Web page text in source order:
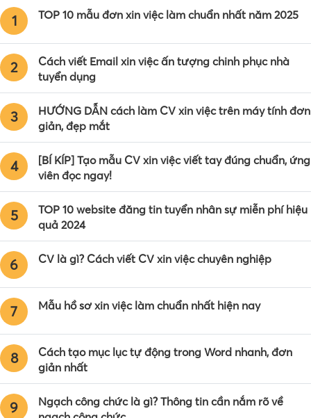
1 TOP 10 mẫu đơn xin việc làm chuẩn nhất năm 2025
2
Cách viết Email xin việc ấn tượng chinh phục nhà
tuyển dụng
3
HƯỚNG DẪN cách làm CV xin việc trên máy tính đơn
giản, đẹp mắt
4
[BÍ KÍP] Tạo mẫu CV xin việc viết tay đúng chuẩn, ứng
viên đọc ngay!
5
TOP 10 website đăng tin tuyển nhân sự miễn phí hiệu
quả 2024
6 CV là gì? Cách viết CV xin việc chuyên nghiệp
7 Mẫu hồ sơ xin việc làm chuẩn nhất hiện nay
8
Cách tạo mục lục tự động trong Word nhanh, đơn
giản nhất
9
Ngạch công chức là gì? Thông tin cần nắm rõ về